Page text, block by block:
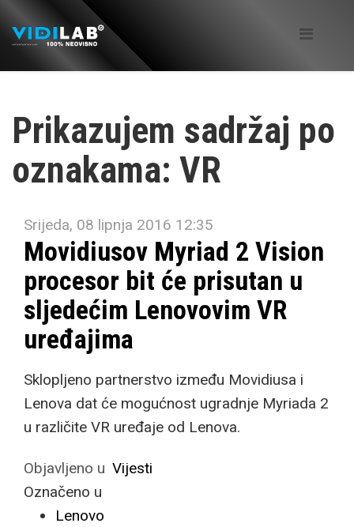
Prikazujem sadržaj po
oznakama: VR
Srijeda, 08 lipnja 2016 12:35
Movidiusov Myriad 2 Vision
procesor bit će prisutan u
sljedećim Lenovovim VR
uređajima
Sklopljeno partnerstvo između Movidiusa i
Lenova dat će mogućnost ugradnje Myriada 2
u različite VR uređaje od Lenova.
Objavljeno u Vijesti
Označeno u
Lenovo